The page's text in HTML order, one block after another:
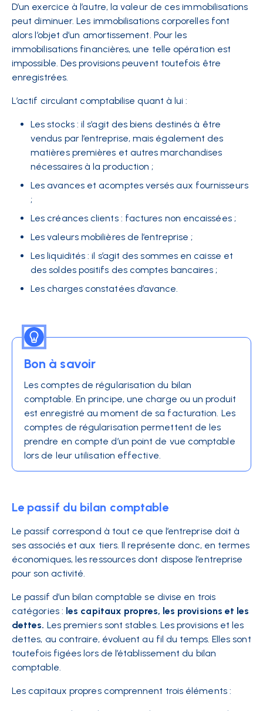
D’un exercice à l’autre, la valeur de ces immobilisations
peut diminuer. Les immobilisations corporelles font
alors l’objet d’un amortissement. Pour les
immobilisations financières, une telle opération est
impossible. Des provisions peuvent toutefois être
enregistrées.
L’actif circulant comptabilise quant à lui :
Les stocks : il s’agit des biens destinés à être
vendus par l’entreprise, mais également des
matières premières et autres marchandises
nécessaires à la production ;
Les avances et acomptes versés aux fournisseurs
;
Les créances clients : factures non encaissées ;
Les valeurs mobilières de l’entreprise ;
Les liquidités : il s’agit des sommes en caisse et
des soldes positifs des comptes bancaires ;
Les charges constatées d’avance.
Bon à savoir
Les comptes de régularisation du bilan
comptable. En principe, une charge ou un produit
est enregistré au moment de sa facturation. Les
comptes de régularisation permettent de les
prendre en compte d’un point de vue comptable
lors de leur utilisation effective.
Le passif du bilan comptable
Le passif correspond à tout ce que l’entreprise doit à
ses associés et aux tiers. Il représente donc, en termes
économiques, les ressources dont dispose l’entreprise
pour son activité.
Le passif d’un bilan comptable se divise en trois
catégories : les capitaux propres, les provisions et les
dettes. Les premiers sont stables. Les provisions et les
dettes, au contraire, évoluent au fil du temps. Elles sont
toutefois figées lors de l’établissement du bilan
comptable.
Les capitaux propres comprennent trois éléments :